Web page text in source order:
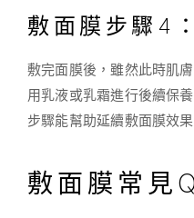
敷面膜步驟4
敷完面膜後，雖然此時肌
用乳液或乳霜進行後續保
步驟能幫助延續敷面膜效
敷面膜常見